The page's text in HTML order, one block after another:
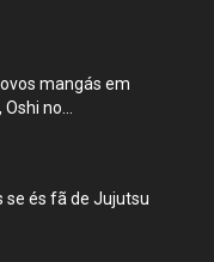
mangás em
no...
se és fã de Jujutsu